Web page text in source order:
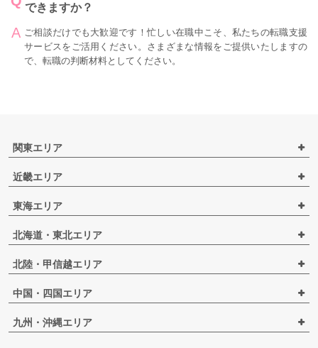
できますか？
ご相談だけでも大歓迎です！忙しい在職中こそ、私たちの転職支援
サービスをご活用ください。さまざまな情報をご提供いたしますの
で、転職の判断材料としてください。
関東エリア
近畿エリア
東海エリア
北海道・東北エリア
北陸・甲信越エリア
中国・四国エリア
九州・沖縄エリア